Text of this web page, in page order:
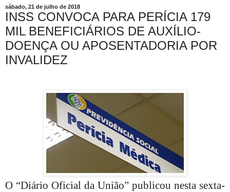
sábado, 21 de julho de 2018
INSS CONVOCA PARA PERÍCIA 179
MIL BENEFICIÁRIOS DE AUXÍLIO-
DOENÇA OU APOSENTADORIA POR
INVALIDEZ
O “Diário Oficial da União” publicou nesta sexta-